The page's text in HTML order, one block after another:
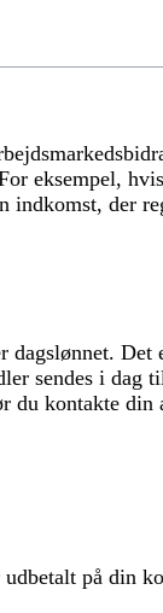
eksempel,
der
dagslønnet.
sendes i
du kontakte din
på din